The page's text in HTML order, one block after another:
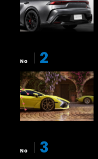
No 2
No 3